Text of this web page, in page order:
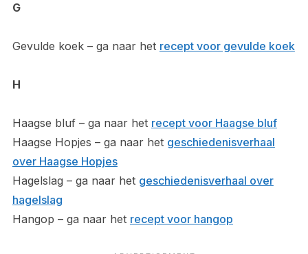
G
Gevulde koek – ga naar het recept voor gevulde koek
H
Haagse bluf – ga naar het recept voor Haagse bluf
Haagse Hopjes – ga naar het geschiedenisverhaal
over Haagse Hopjes
Hagelslag – ga naar het geschiedenisverhaal over
hagelslag
Hangop – ga naar het recept voor hangop